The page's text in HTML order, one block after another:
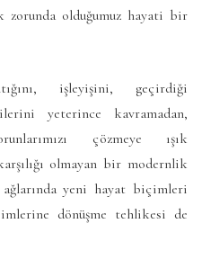
zorunda olduğumuz hayati bir
işleyişini, geçirdiği
yeterince kavramadan,
çözmeye ışık
olmayan bir modernlik
yeni hayat biçimleri
dönüşme tehlikesi de